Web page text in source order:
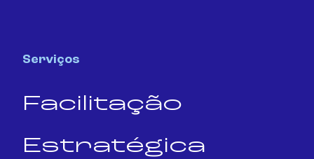
Serviços
Facilitação
Estratégica